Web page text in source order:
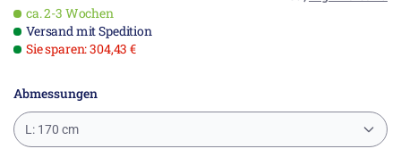
ca. 2-3 Wochen
Versand mit Spedition
Sie sparen: 304,43 €
Abmessungen
L: 170 cm